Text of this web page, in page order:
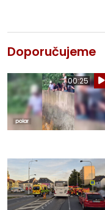
Doporučujeme
00:25